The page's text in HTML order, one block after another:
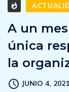
A un
única
la
JUNIO 4, 2021